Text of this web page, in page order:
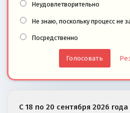
Неудовлетворительно
Не знаю, поскольку процесс не
Посредственно
С 18 по 20 сентября 2026